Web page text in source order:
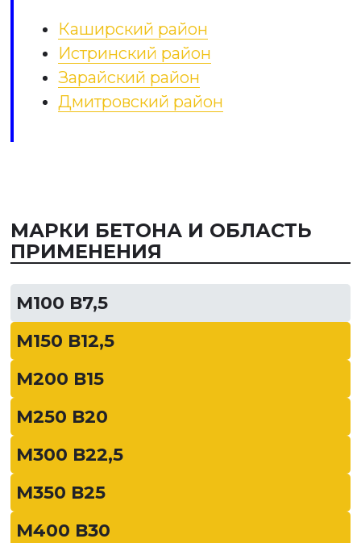
Каширский район
Истринский район
Зарайский район
Дмитровский район
МАРКИ БЕТОНА И ОБЛАСТЬ
ПРИМЕНЕНИЯ
М100 В7,5
М150 В12,5
М200 В15
М250 В20
М300 В22,5
М350 В25
М400 В30